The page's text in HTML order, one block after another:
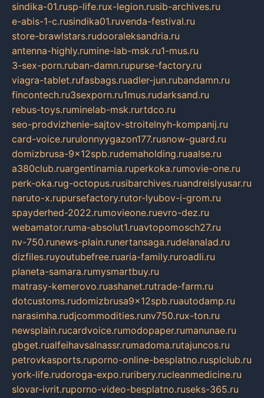
sindika-01.rusp-life.rux-legion.rusib-archives.ru
e-abis-1-c.rusindika01.ruvenda-festival.ru
store-brawlstars.rudooraleksandria.ru
antenna-highly.rumine-lab-msk.ru1-mus.ru
3-sex-porn.ruban-damn.rupurse-factory.ru
viagra-tablet.rufasbags.ruadler-jun.rubandamn.ru
fincontech.ru3sexporn.ru1mus.rudarksand.ru
rebus-toys.ruminelab-msk.rurtdco.ru
seo-prodvizhenie-sajtov-stroitelnyh-kompanij.ru
card-voice.rurulonnyygazon177.rusnow-guard.ru
domizbrusa-9x12spb.rudemaholding.ruaalse.ru
a380club.ruargentinamia.ruperkoka.rumovie-one.ru
perk-oka.rug-octopus.rusibarchives.ruandreislyusar.ru
naruto-x.rupursefactory.rutor-lyubov-i-grom.ru
spayderhed-2022.rumovieone.ruevro-dez.ru
webamator.ruma-absolut1.ruavtopomosch27.ru
nv-750.runews-plain.runertansaga.rudelanalad.ru
dizfiles.ruyoutubefree.ruaria-family.ruroadli.ru
planeta-samara.rumysmartbuy.ru
matrasy-kemerovo.ruashanet.rutrade-farm.ru
dotcustoms.rudomizbrusa9x12spb.ruautodamp.ru
narasimha.rudjcommodities.runv750.rux-ton.ru
newsplain.rucardvoice.rumodopaper.rumanunae.ru
gbget.rualfeihavsalnassr.rumadoma.rutajuncos.ru
petrovkasports.ruporno-online-besplatno.rusplclub.ru
york-life.rudoroga-expo.ruribery.rucleanmedicine.ru
slovar-ivrit.ruporno-video-besplatno.ruseks-365.ru